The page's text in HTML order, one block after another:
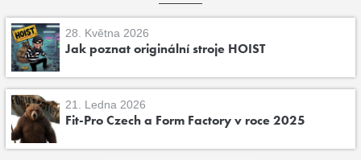
28. Května 2026
Jak poznat originální stroje HOIST
21. Ledna 2026
Fit-Pro Czech a Form Factory v roce 2025